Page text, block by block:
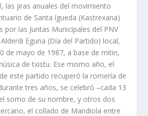
las jiras anuales del movimiento
de Santa ígueda (Kastrexana)
por las Juntas Municipales del PNV
Eguna (Dí­a del Partido) local,
de mayo de 1987, a base de mitin,
de txistu. Ese mismo año, el
este partido recuperó la romerí­a de
tres años, se celebró –cada 13
somo de su nombre, y otros dos
el collado de Mandiola entre